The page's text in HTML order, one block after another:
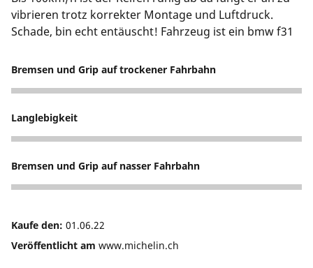
vibrieren trotz korrekter Montage und Luftdruck.
Schade, bin echt entäuscht! Fahrzeug ist ein bmw f31
Bremsen und Grip auf trockener Fahrbahn
1
Langlebigkeit
1
Bremsen und Grip auf nasser Fahrbahn
1
Kaufe den: 01.06.22
Veröffentlicht am www.michelin.ch